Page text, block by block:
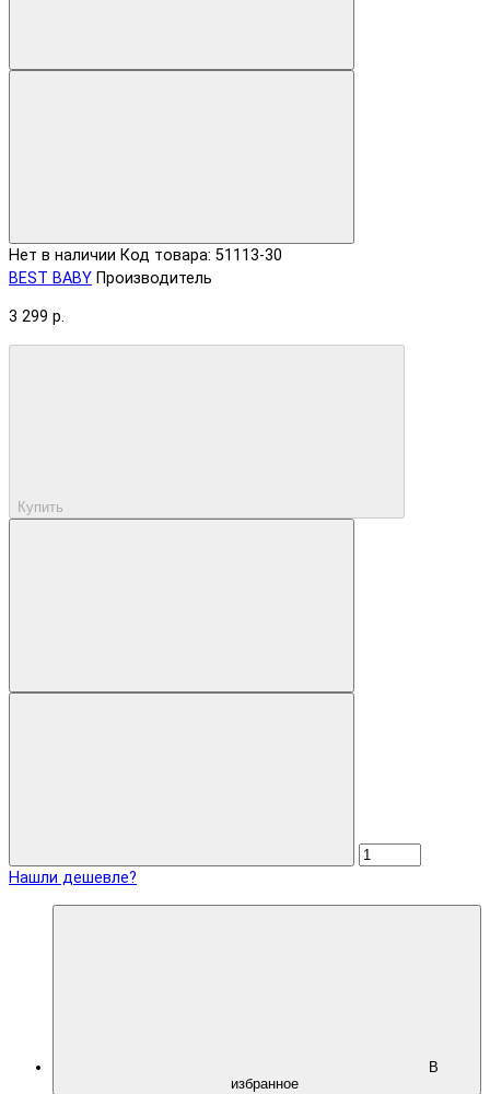
Нет в наличии Код товара: 51113-30
BEST BABY Производитель
3 299 р.
Купить
Нашли дешевле?
В
избранное